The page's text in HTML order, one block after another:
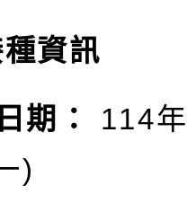
資訊
期：
114
)